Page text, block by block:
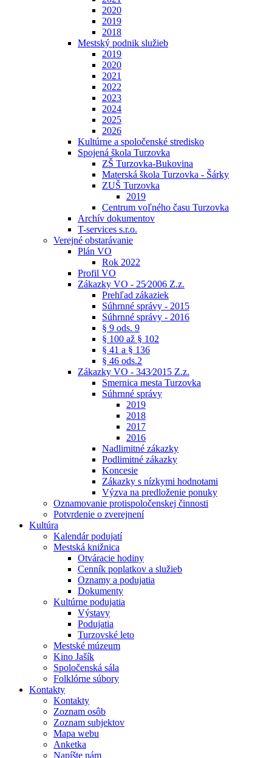
2020
2019
2018
Mestský podnik služieb
2019
2020
2021
2022
2023
2024
2025
2026
Kultúrne a spoločenské stredisko
Spojená škola Turzovka
ZŠ Turzovka-Bukovina
Materská škola Turzovka - Šárky
ZUŠ Turzovka
2019
Centrum voľného času Turzovka
Archív dokumentov
T-services s.r.o.
Verejné obstarávanie
Plán VO
Rok 2022
Profil VO
Zákazky VO - 25⁄2006 Z.z.
Prehľad zákaziek
Súhrnné správy - 2015
Súhrnné správy - 2016
§ 9 ods. 9
§ 100 až § 102
§ 41 a § 136
§ 46 ods.2
Zákazky VO - 343⁄2015 Z.z.
Smernica mesta Turzovka
Súhrnné správy
2019
2018
2017
2016
Nadlimitné zákazky
Podlimitné zákazky
Koncesie
Zákazky s nízkymi hodnotami
Výzva na predloženie ponuky
Oznamovanie protispoločenskej činnosti
Potvrdenie o zverejnení
Kultúra
Kalendár podujatí
Mestská knižnica
Otváracie hodiny
Cenník poplatkov a služieb
Oznamy a podujatia
Dokumenty
Kultúrne podujatia
Výstavy
Podujatia
Turzovské leto
Mestské múzeum
Kino Jašík
Spoločenská sála
Folklórne súbory
Kontakty
Kontakty
Zoznam osôb
Zoznam subjektov
Mapa webu
Anketka
Napíšte nám